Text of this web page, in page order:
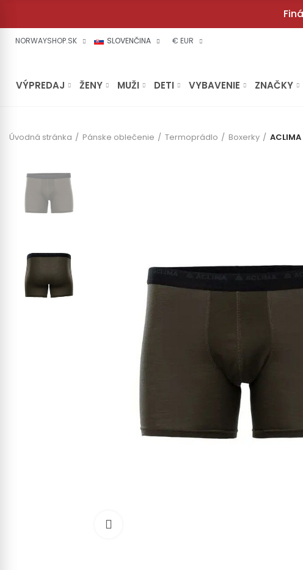
NORWAYSHOP.SK SLOVENČINA € EUR
VÝPREDAJ ŽENY MUŽI DETI VYBAVENIE ZNAČKY
Úvodná stránka Pánske oblečenie Termoprádlo Boxerky ACLIMA